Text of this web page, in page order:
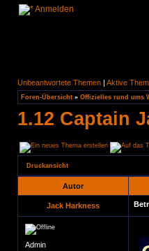
Anmelden
Unbeantwortete Themen | Aktive
Foren-Übersicht » Offizielles rund ums
1.12 Captain
Druckansicht
Autor
Jack Harkness
Admin